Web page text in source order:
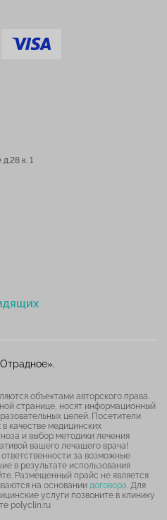
к. 1
объектами авторского права.
странице, носят информационный
целей. Посетители
качестве медицинских
и выбор методики лечения
вашего лечащего врача!
за возможные
в результате использования
Размещенный прайс не является
на основании договора. Для
услуги позвоните в клинику
polyclin.ru